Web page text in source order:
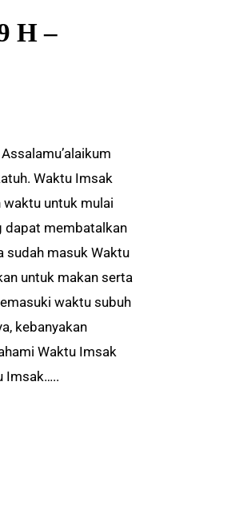
H –
Waktu Imsak
untuk mulai
dapat membatalkan
sudah masuk Waktu
untuk makan serta
waktu subuh
kebanyakan
Waktu Imsak
Imsak…..